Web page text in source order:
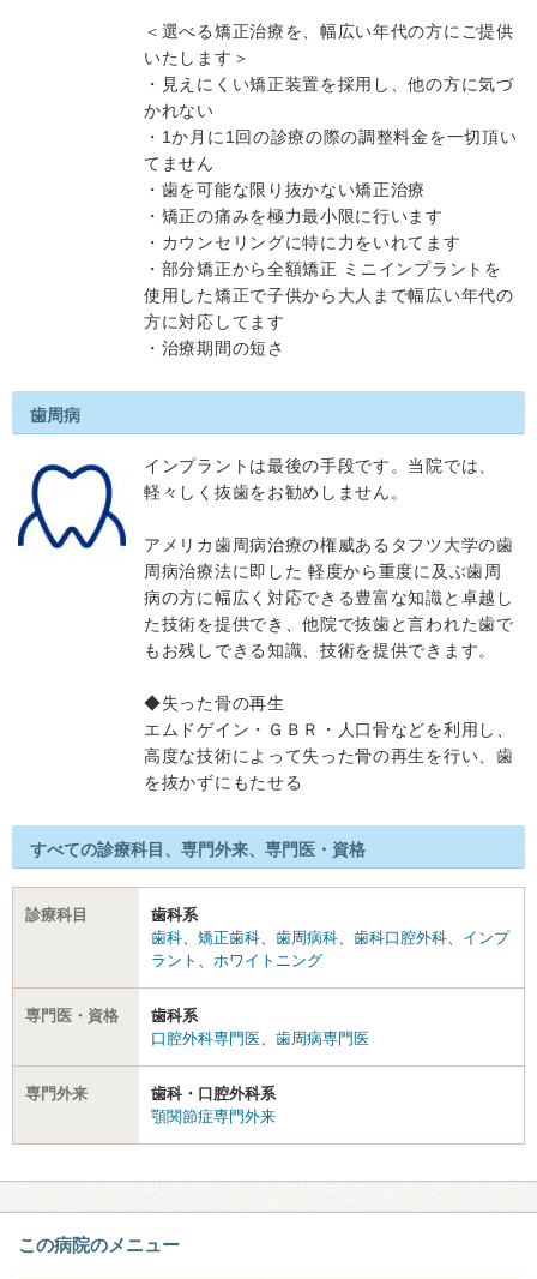
＜選べる矯正治療を、幅広い年代の方にご提供
いたします＞
・見えにくい矯正装置を採用し、他の方に気づ
かれない
・1か月に1回の診療の際の調整料金を一切頂い
てません
・歯を可能な限り抜かない矯正治療
・矯正の痛みを極力最小限に行います
・カウンセリングに特に力をいれてます
・部分矯正から全額矯正 ミニインプラントを
使用した矯正で子供から大人まで幅広い年代の
方に対応してます
・治療期間の短さ
歯周病
インプラントは最後の手段です。当院では、
軽々しく抜歯をお勧めしません。
アメリカ歯周病治療の権威あるタフツ大学の歯
周病治療法に即した 軽度から重度に及ぶ歯周
病の方に幅広く対応できる豊富な知識と卓越し
た技術を提供でき、他院で抜歯と言われた歯で
もお残しできる知識、技術を提供できます。
◆失った骨の再生
エムドゲイン・ＧＢＲ・人口骨などを利用し、
高度な技術によって失った骨の再生を行い、歯
を抜かずにもたせる
すべての診療科目、専門外来、専門医・資格
診療科目
歯科系
歯科、 矯正歯科、 歯周病科、 歯科口腔外科、 インプ
ラント 、 ホワイトニング
専門医・資格
歯科系
口腔外科専門医、 歯周病専門医
専門外来
歯科・口腔外科系
顎関節症専門外来
この病院のメニュー